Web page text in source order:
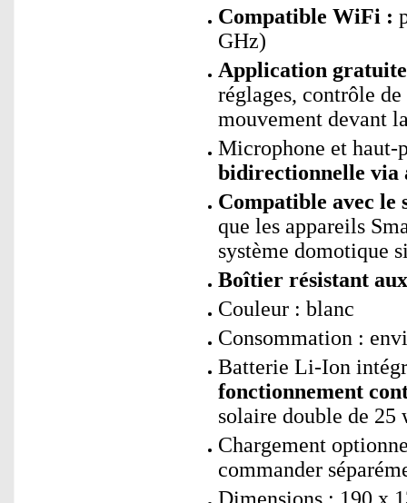
Compatible WiFi :
GHz)
Application
réglages, contrôle
mouvement devant
Microphone et
bidirectionnelle via
Compatible avec le
que les appareils
système domotique
Boîtier résistant
Couleur : blanc
Consommation :
Batterie Li-Ion
fonctionnement
solaire double de 25
Chargement
commander